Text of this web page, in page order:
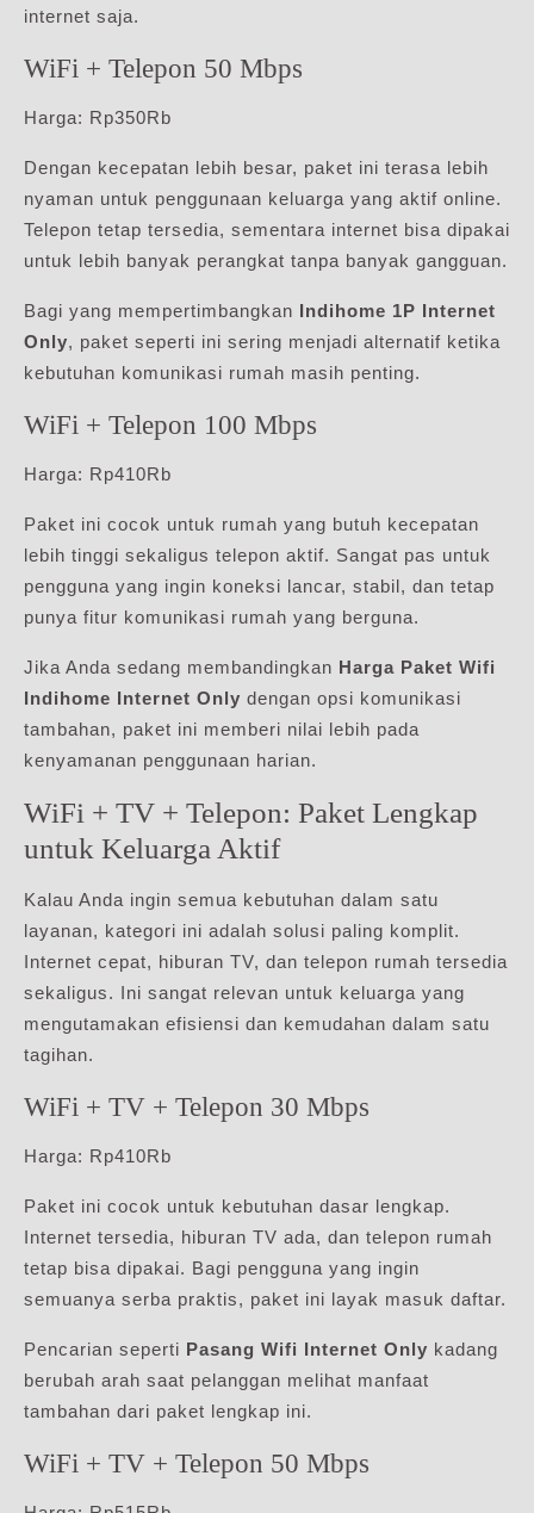
internet saja.
WiFi + Telepon 50 Mbps
Harga: Rp350Rb
Dengan kecepatan lebih besar, paket ini terasa lebih
nyaman untuk penggunaan keluarga yang aktif online.
Telepon tetap tersedia, sementara internet bisa dipakai
untuk lebih banyak perangkat tanpa banyak gangguan.
Bagi yang mempertimbangkan
Indihome 1P Internet
Only, paket seperti ini sering menjadi alternatif ketika
kebutuhan komunikasi rumah masih penting.
WiFi + Telepon 100 Mbps
Harga: Rp410Rb
Paket ini cocok untuk rumah yang butuh kecepatan
lebih tinggi sekaligus telepon aktif. Sangat pas untuk
pengguna yang ingin koneksi lancar, stabil, dan tetap
punya fitur komunikasi rumah yang berguna.
Jika Anda sedang membandingkan Harga Paket Wifi
Indihome Internet Only dengan opsi komunikasi
tambahan, paket ini memberi nilai lebih pada
kenyamanan penggunaan harian.
WiFi + TV + Telepon: Paket Lengkap
untuk Keluarga Aktif
Kalau Anda ingin semua kebutuhan dalam satu
layanan, kategori ini adalah solusi paling komplit.
Internet cepat, hiburan TV, dan telepon rumah tersedia
sekaligus. Ini sangat relevan untuk keluarga yang
mengutamakan efisiensi dan kemudahan dalam satu
tagihan.
WiFi + TV + Telepon 30 Mbps
Harga: Rp410Rb
Paket ini cocok untuk kebutuhan dasar lengkap.
Internet tersedia, hiburan TV ada, dan telepon rumah
tetap bisa dipakai. Bagi pengguna yang ingin
semuanya serba praktis, paket ini layak masuk daftar.
Pencarian seperti Pasang Wifi Internet Only kadang
berubah arah saat pelanggan melihat manfaat
tambahan dari paket lengkap ini.
WiFi + TV + Telepon 50 Mbps